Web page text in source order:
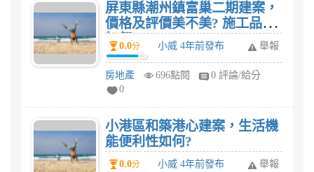
屏東縣潮州鎮富巢二期建案，
價格及評價美不美? 施工品質
如何?
0.0分 小威 4年前發布 舉報
房地產 696點閱
0 評論/給分
0
小港區和築港心建案，生活機
能便利性如何?
0.0分 小威 4年前發布 舉報